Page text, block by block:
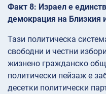
Факт 8: Израел е
демокрация на Близкия
Тази политическа
свободни и честни
жизнено гражданско
политически пейзаж е
десетки политически